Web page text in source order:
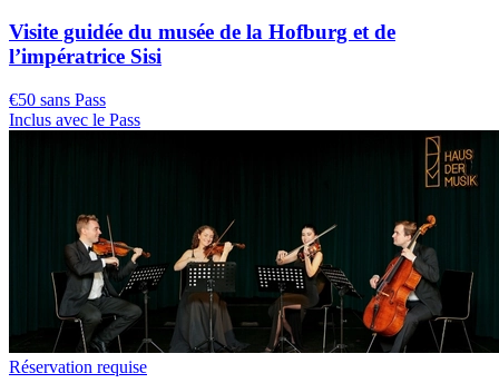
Visite guidée du musée de la Hofburg et de
l’impératrice Sisi
€50 sans Pass
Inclus avec le Pass
Réservation requise